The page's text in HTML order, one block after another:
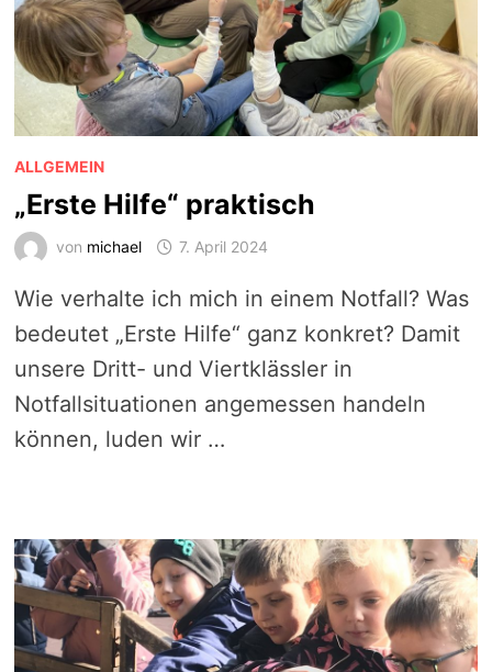
ALLGEMEIN
„Erste Hilfe“ praktisch
von michael 7. April 2024
Wie verhalte ich mich in einem Notfall? Was
bedeutet „Erste Hilfe“ ganz konkret? Damit
unsere Dritt- und Viertklässler in
Notfallsituationen angemessen handeln
können, luden wir …